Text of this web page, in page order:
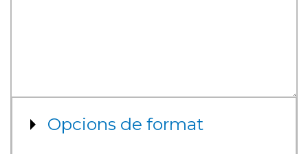
Mostra
Opcions de format